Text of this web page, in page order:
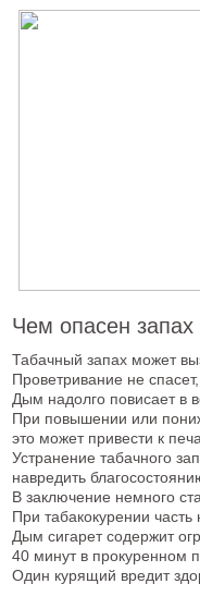
Чем опасен запах
Табачный запах может
Проветривание не
Дым надолго повисает в
При повышении или
это может привести к
Устранение табачного
навредить
В заключение немного
При табакокурении
Дым сигарет содержит
40 минут в прокуренном
Один курящий вредит